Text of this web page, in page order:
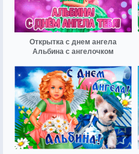
Открытка с днем ангела
Альбина с ангелочком